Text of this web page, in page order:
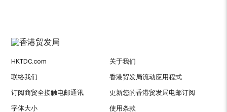
HKTDC.com 关于我们
联络我们 香港贸发局流动应用程式
订阅商贸全接触电邮通讯 更新您的香港贸发局电邮订阅
字体大小 使用条款